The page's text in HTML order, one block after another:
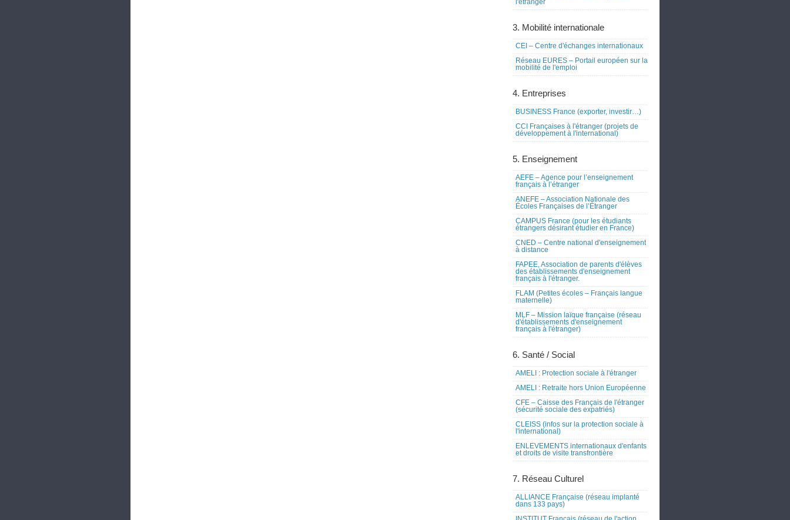
l'étranger
3. Mobilité internationale
CEI – Centre d'échanges internationaux
Réseau EURES – Portail européen sur la
mobilité de l'emploi
4. Entreprises
BUSINESS France (exporter, investir…)
CCI Françaises à l'étranger (projets de
développement à l'international)
5. Enseignement
AEFE – Agence pour l’enseignement
français à l’étranger
ANEFE – Association Nationale des
Écoles Françaises de l’Étranger
CAMPUS France (pour les étudiants
étrangers désirant étudier en France)
CNED – Centre national d'enseignement
à distance
FAPEE, Association de parents d'élèves
des établissements d'enseignement
français à l'étranger.
FLAM (Petites écoles – Français langue
maternelle)
MLF – Mission laïque française (réseau
d'établissements d'enseignement
français à l'étranger)
6. Santé / Social
AMELI : Protection sociale à l'étranger
AMELI : Retraite hors Union Européenne
CFE – Caisse des Français de l'étranger
(sécurité sociale des expatriés)
CLEISS (infos sur la protection sociale à
l'international)
ENLEVEMENTS internationaux d'enfants
et droits de visite transfrontière
7. Réseau Culturel
ALLIANCE Française (réseau implanté
dans 133 pays)